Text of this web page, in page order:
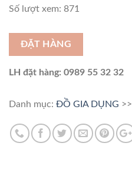
Số lượt xem: 871
ĐẶT HÀNG
LH đặt hàng: 0989 55 32 32
Danh mục: ĐỒ GIA DỤNG >>